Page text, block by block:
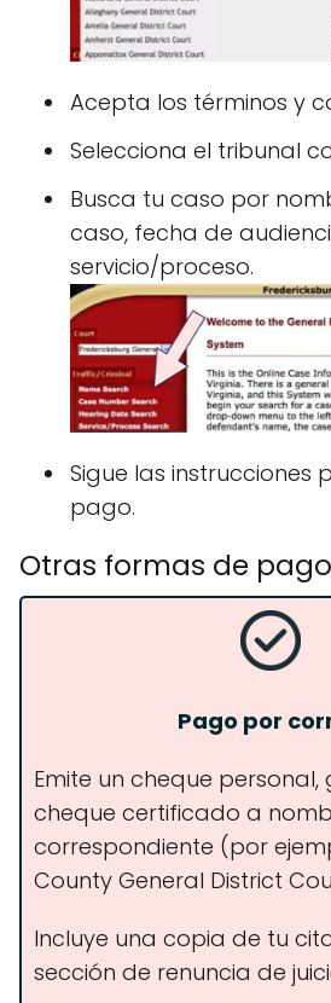
Acepta los términos y
Selecciona el tribunal
Busca tu caso por
caso, fecha de
servicio/proceso.
Sigue las instrucciones
pago.
Otras formas de pago
Pago por
Emite un cheque
cheque certificado a
correspondiente (por
County General District
Incluye una copia de tu
sección de renuncia de